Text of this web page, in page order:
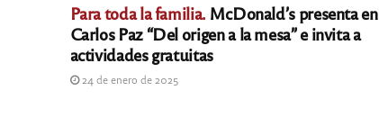
Para toda la familia.McDonald’s presenta en
Carlos Paz “Del origen a la mesa” e invita a
actividades gratuitas
24 de enero de 2025